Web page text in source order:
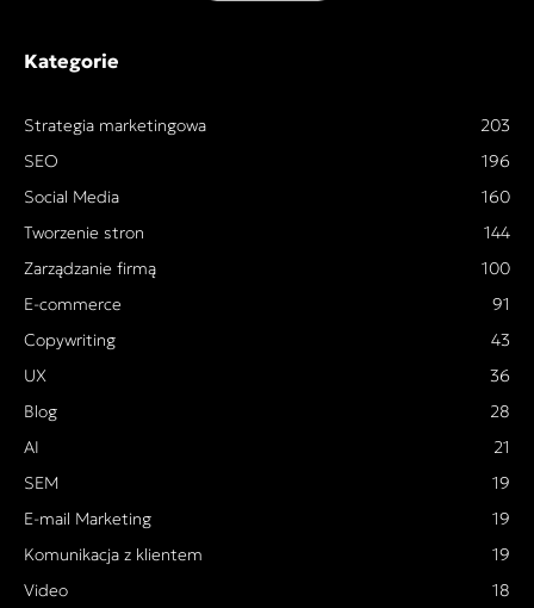
Kategorie
Strategia marketingowa
203
SEO
196
Social Media
160
Tworzenie stron
144
Zarządzanie firmą
100
E-commerce
91
Copywriting
43
UX
36
Blog
28
AI
21
SEM
19
E-mail Marketing
19
Komunikacja z klientem
19
Video
18